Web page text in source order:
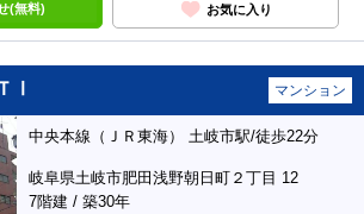
(無料) お気に入り
Ⅰ マンション
中央本線（ＪＲ東海） 土岐市駅/徒歩22分
岐阜県土岐市肥田浅野朝日町２丁目 12
7階建 / 築30年